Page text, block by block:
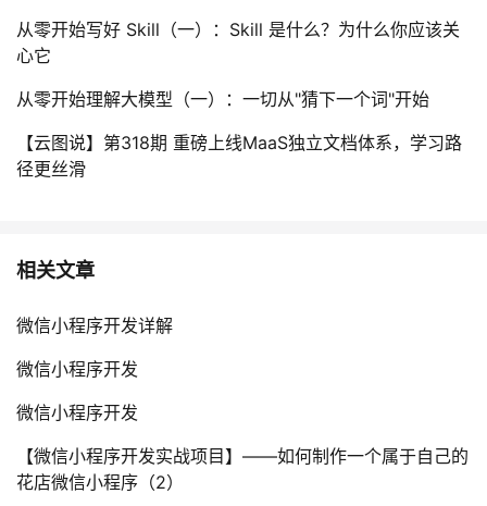
从零开始写好 Skill（一）：Skill 是什么？为什么你应该关
心它
从零开始理解大模型（一）：一切从"猜下一个词"开始
【云图说】第318期 重磅上线MaaS独立文档体系，学习路
径更丝滑
相关文章
微信小程序开发详解
微信小程序开发
微信小程序开发
【微信小程序开发实战项目】——如何制作一个属于自己的
花店微信小程序（2）